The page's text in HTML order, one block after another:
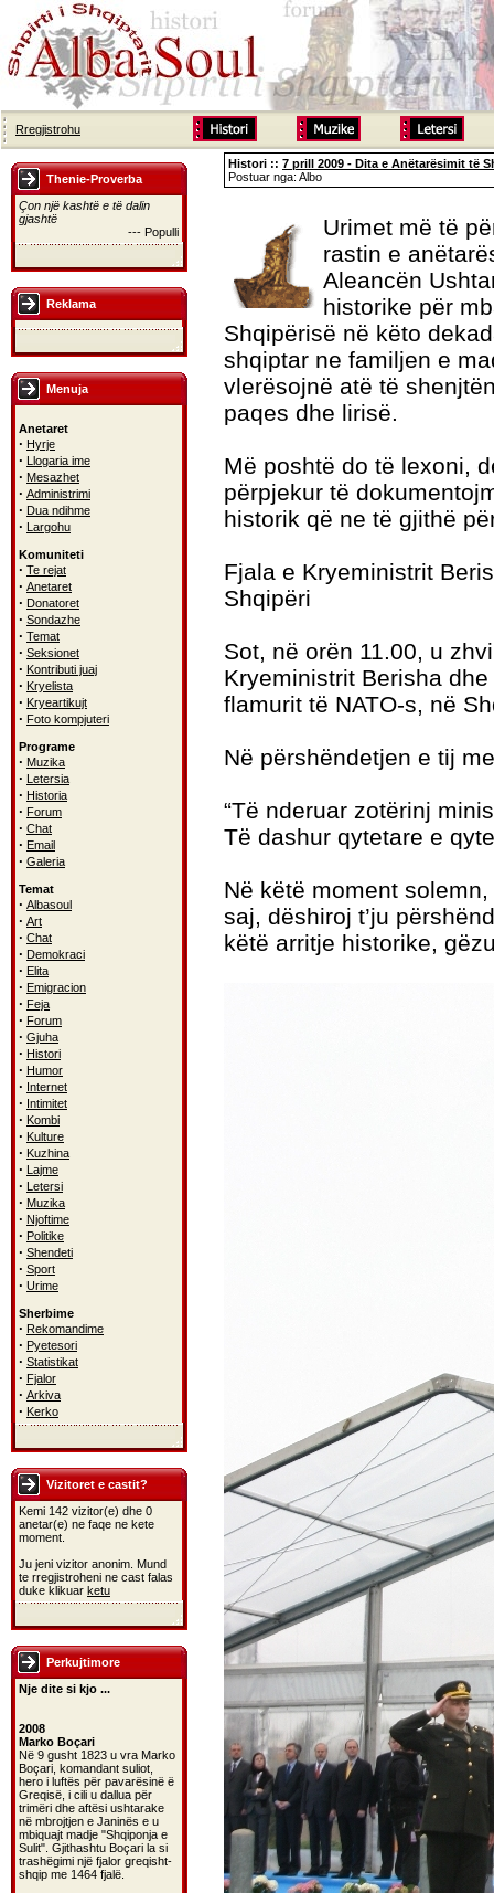
Rregjistrohu
Thenie-Proverba
Çon një kashtë e të dalin
gjashtë
--- Populli
Reklama
Menuja
Anetaret
· Hyrje
· Llogaria ime
· Mesazhet
· Administrimi
· Dua ndihme
· Largohu
Komuniteti
· Te rejat
· Anetaret
· Donatoret
· Sondazhe
· Temat
· Seksionet
· Kontributi juaj
· Kryelista
· Kryeartikujt
· Foto kompjuteri
Programe
· Muzika
· Letersia
· Historia
· Forum
· Chat
· Email
· Galeria
Temat
· Albasoul
· Art
· Chat
· Demokraci
· Elita
· Emigracion
· Feja
· Forum
· Gjuha
· Histori
· Humor
· Internet
· Intimitet
· Kombi
· Kulture
· Kuzhina
· Lajme
· Letersi
· Muzika
· Njoftime
· Politike
· Shendeti
· Sport
· Urime
Sherbime
· Rekomandime
· Pyetesori
· Statistikat
· Fjalor
· Arkiva
· Kerko
Vizitoret e castit?
Kemi 142 vizitor(e) dhe 0
anetar(e) ne faqe ne kete
moment.
Ju jeni vizitor anonim. Mund
te rregjistroheni ne cast falas
duke klikuar ketu
Perkujtimore
Nje dite si kjo ...
2008
Marko Boçari
Në 9 gusht 1823 u vra Marko
Boçari, komandant suliot,
hero i luftës për pavarësinë ë
Greqisë, i cili u dallua për
trimëri dhe aftësi ushtarake
në mbrojtjen e Janinës e u
mbiquajt madje "Shqiponja e
Sulit". Gjithashtu Boçari la si
trashëgimi një fjalor greqisht-
shqip me 1464 fjalë.
Histori :: 7 prill 2009 - Dita e Anëtarësimit të
Postuar nga: Albo
Urimet më të
rastin e
Aleancën
historike për
Shqipërisë në këto
shqiptar ne familjen e
vlerësojnë atë të
paqes dhe lirisë.
Më poshtë do të lexoni,
përpjekur të
historik që ne të gjithë
Fjala e Kryeministrit
Shqipëri
Sot, në orën 11.00, u
Kryeministrit Berisha
flamurit të NATO-s, në
Në përshëndetjen e tij
“Të nderuar zotërinj
Të dashur qytetare e
Në këtë moment
saj, dëshiroj t’ju
këtë arritje historike,